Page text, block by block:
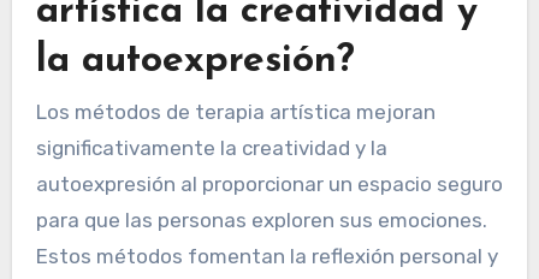
artística la creatividad y
la autoexpresión?
Los métodos de terapia artística mejoran
significativamente la creatividad y la
autoexpresión al proporcionar un espacio seguro
para que las personas exploren sus emociones.
Estos métodos fomentan la reflexión personal y